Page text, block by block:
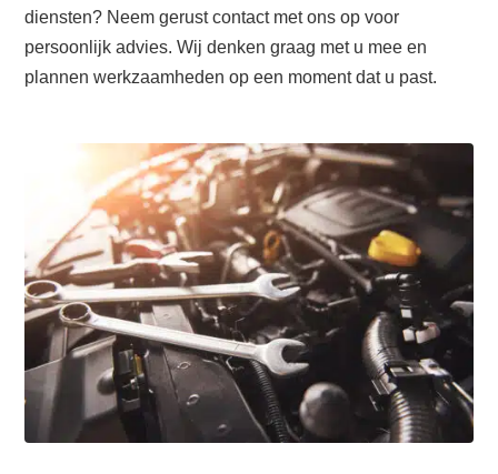
diensten? Neem gerust contact met ons op voor
persoonlijk advies. Wij denken graag met u mee en
plannen werkzaamheden op een moment dat u past.